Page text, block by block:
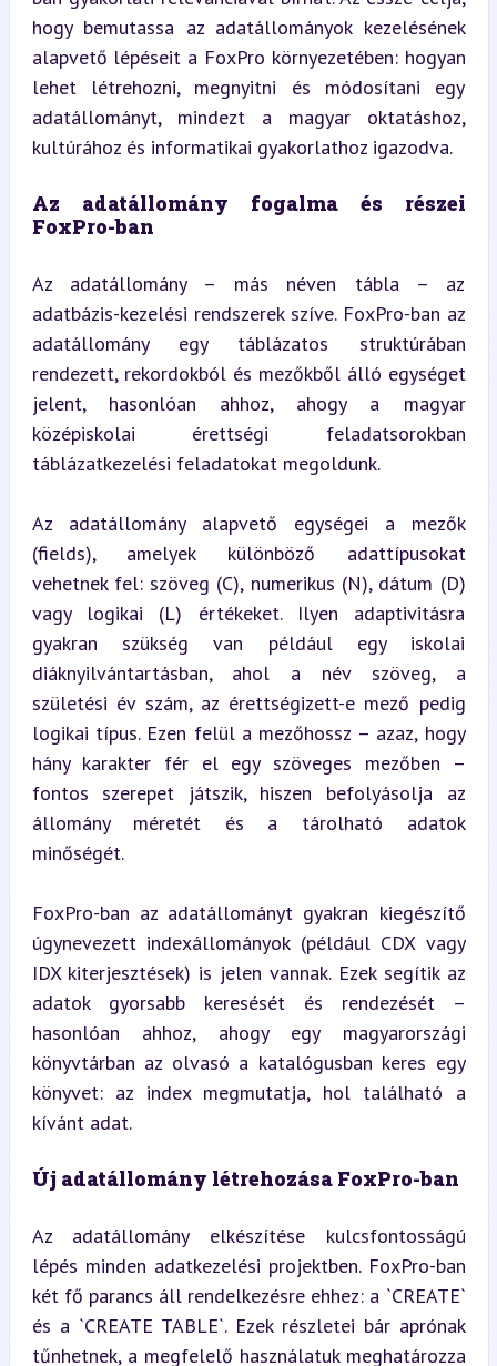
hogy bemutassa az adatállományok kezelésének
alapvető lépéseit a FoxPro környezetében: hogyan
lehet létrehozni, megnyitni és módosítani egy
adatállományt, mindezt a magyar oktatáshoz,
kultúrához és informatikai gyakorlathoz igazodva.
Az adatállomány fogalma és részei
FoxPro-ban
Az adatállomány – más néven tábla – az
adatbázis-kezelési rendszerek szíve. FoxPro-ban az
adatállomány egy táblázatos struktúrában
rendezett, rekordokból és mezőkből álló egységet
jelent, hasonlóan ahhoz, ahogy a magyar
középiskolai érettségi feladatsorokban
táblázatkezelési feladatokat megoldunk.
Az adatállomány alapvető egységei a mezők
(fields), amelyek különböző adattípusokat
vehetnek fel: szöveg (C), numerikus (N), dátum (D)
vagy logikai (L) értékeket. Ilyen adaptivitásra
gyakran szükség van például egy iskolai
diáknyilvántartásban, ahol a név szöveg, a
születési év szám, az érettségizett-e mező pedig
logikai típus. Ezen felül a mezőhossz – azaz, hogy
hány karakter fér el egy szöveges mezőben –
fontos szerepet játszik, hiszen befolyásolja az
állomány méretét és a tárolható adatok
minőségét.
FoxPro-ban az adatállományt gyakran kiegészítő
úgynevezett indexállományok (például CDX vagy
IDX kiterjesztések) is jelen vannak. Ezek segítik az
adatok gyorsabb keresését és rendezését –
hasonlóan ahhoz, ahogy egy magyarországi
könyvtárban az olvasó a katalógusban keres egy
könyvet: az index megmutatja, hol található a
kívánt adat.
Új adatállomány létrehozása FoxPro-ban
Az adatállomány elkészítése kulcsfontosságú
lépés minden adatkezelési projektben. FoxPro-ban
két fő parancs áll rendelkezésre ehhez: a `CREATE`
és a `CREATE TABLE`. Ezek részletei bár aprónak
tűnhetnek, a megfelelő használatuk meghatározza